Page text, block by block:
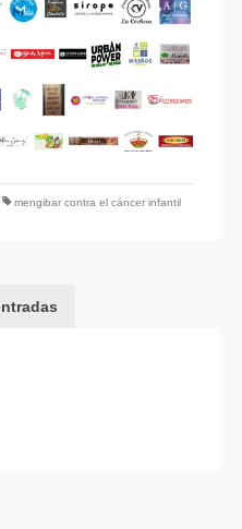
mengibar contra el cáncer infantil